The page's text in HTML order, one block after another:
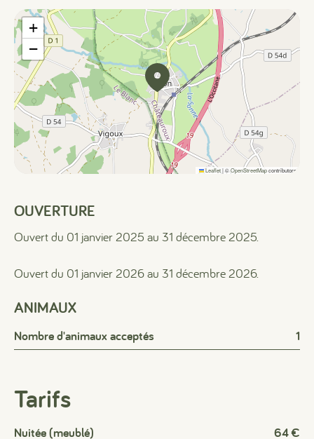
+
−
Leaflet|©OpenStreetMapcontributors
OUVERTURE
Ouvert du 01 janvier 2025 au 31 décembre 2025.
Ouvert du 01 janvier 2026 au 31 décembre 2026.
ANIMAUX
Nombre d'animaux acceptés 1
Tarifs
Nuitée (meublé) 64 €